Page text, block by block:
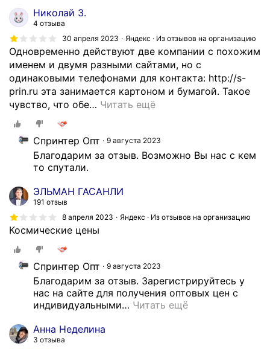
в
п
о
р
а
в
т
а
,
Николай З.
4 отзыва
30 апреля 2023
Яндекс · Из отзывов на организацию
Одновременно действуют две компании с похожим
именем и двумя разными сайтами, но с
одинаковыми телефонами для контакта: http://s-
prin.ru эта занимается картоном и бумагой. Такое
чувство, что обе… Читать ещё
Спринтер Опт 9 августа 2023
Благодарим за отзыв. Возможно Вы нас с кем
то спутали.
ЭЛЬМАН ГАСАНЛИ
191 отзыв
8 апреля 2023
Яндекс · Из отзывов на организацию
Космические цены
Спринтер Опт 9 августа 2023
Благодарим за отзыв. Зарегистрируйтесь у
нас на сайте для получения оптовых цен с
индивидуальными… Читать ещё
Анна Неделина
3 отзыва